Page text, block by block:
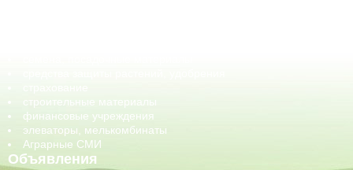
строительные материалы
финансовые учреждения
элеваторы, мелькомбинаты
Аграрные СМИ
Объявления